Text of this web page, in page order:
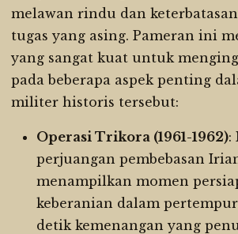
melawan rindu dan
tugas yang asing. Pameran ini
yang sangat kuat untuk
pada beberapa aspek penting
militer historis tersebut:
Operasi Trikora (1961-1962):
perjuangan pembebasan
menampilkan momen
keberanian dalam
detik kemenangan yang